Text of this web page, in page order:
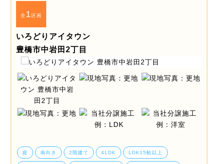
全1区画
いろどりアイタウン
豊橋市中岩田2丁目
庭 南向き 2階建て 4LDK LDK15帖以上